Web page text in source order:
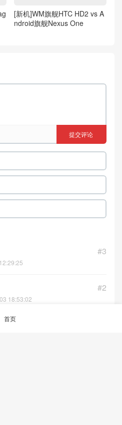
ndroid旗舰Nexus One
提交评论
18:53:02
首页